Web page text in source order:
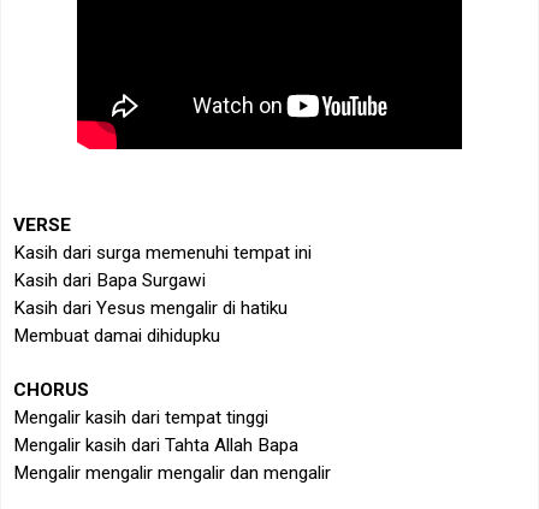
VERSE
Kasih dari surga memenuhi tempat ini
Kasih dari Bapa Surgawi
Kasih dari Yesus mengalir di hatiku
Membuat damai dihidupku
CHORUS
Mengalir kasih dari tempat tinggi
Mengalir kasih dari Tahta Allah Bapa
Mengalir mengalir mengalir dan mengalir